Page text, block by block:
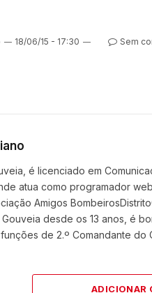
18/06/15 - 17:30 Sem
é licenciado em
atua como programador
Amigos
desde os 13 anos, é
de 2.º Comandante do
ADICIONAR